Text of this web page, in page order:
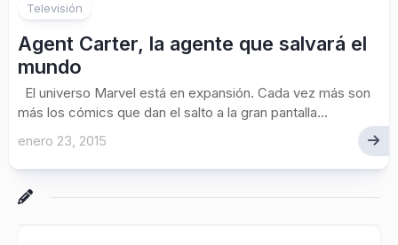
Televisión
Agent Carter, la agente que salvará el
mundo
El universo Marvel está en expansión. Cada vez más son
más los cómics que dan el salto a la gran pantalla...
enero 23, 2015